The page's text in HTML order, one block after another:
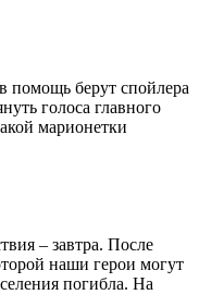
помощь берут спойлера
голоса главного
марионетки
– завтра. После
наши герои могут
погибла. На